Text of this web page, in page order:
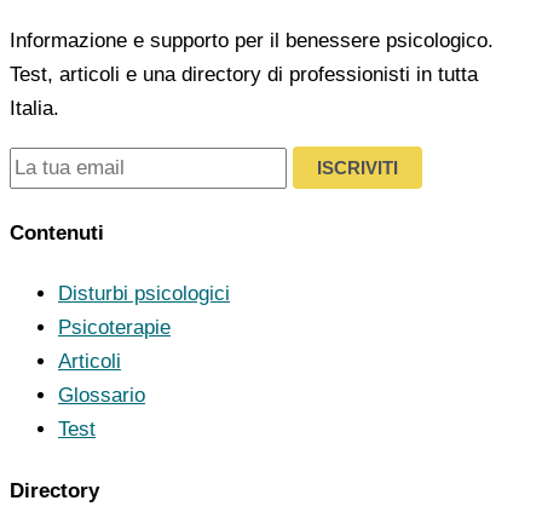
Informazione e supporto per il benessere psicologico.
Test, articoli e una directory di professionisti in tutta
Italia.
ISCRIVITI
Contenuti
Disturbi psicologici
Psicoterapie
Articoli
Glossario
Test
Directory